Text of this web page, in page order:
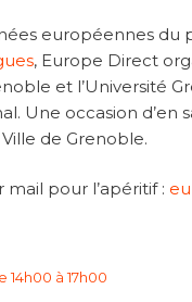
européennes du
, Europe Direct
et l’Université
Une occasion d’en
de Grenoble.
mail pour l’apéritif :
14h00 à 17h00